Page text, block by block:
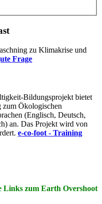
zu Klimakrise und
Frage
Bildungsprojekt bietet
zum Ökologischen
(Englisch, Deutsch,
an. Das Projekt wird von
e-co-foot - Training
zum Earth Overshoot